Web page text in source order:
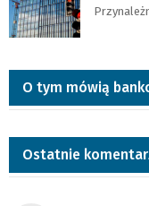
O tym mówią
Ostatnie